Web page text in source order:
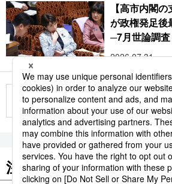
【高市内閣
が政権発足後
─7月世論調査
2026.07.31
もっと見る
注目のキーワード